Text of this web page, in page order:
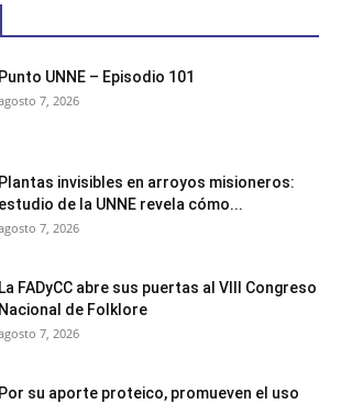
Punto UNNE – Episodio 101
7, 2026
Plantas invisibles en arroyos misioneros:
estudio de la UNNE revela cómo...
7, 2026
La FADyCC abre sus puertas al VIII Congreso
Nacional de Folklore
7, 2026
Por su aporte proteico, promueven el uso